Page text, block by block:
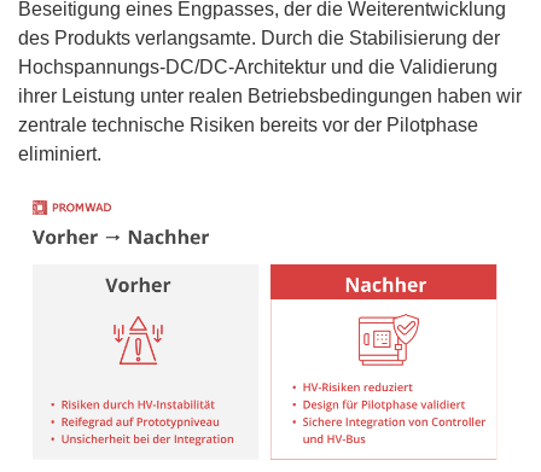
Beseitigung eines Engpasses, der die Weiterentwicklung
des Produkts verlangsamte. Durch die Stabilisierung der
Hochspannungs-DC/DC-Architektur und die Validierung
ihrer Leistung unter realen Betriebsbedingungen haben wir
zentrale technische Risiken bereits vor der Pilotphase
eliminiert.